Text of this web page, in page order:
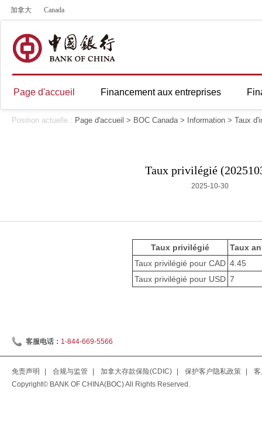
加拿大 Canada
Page d'accueil Financement aux entreprises
Position actuelle : Page d'accueil > BOC Canada> Information > Taux
Taux privilégié
2025-10-30
Taux privilégié
Taux
Taux privilégié pour CAD 4.45
Taux privilégié pour USD 7
客服电话： 1-844-669-5566
免责声明 合规与监管 加拿大存款保险(CDIC) 保护客户隐私政策
Copyright© BANK OF CHINA(BOC) All Rights Reserved.